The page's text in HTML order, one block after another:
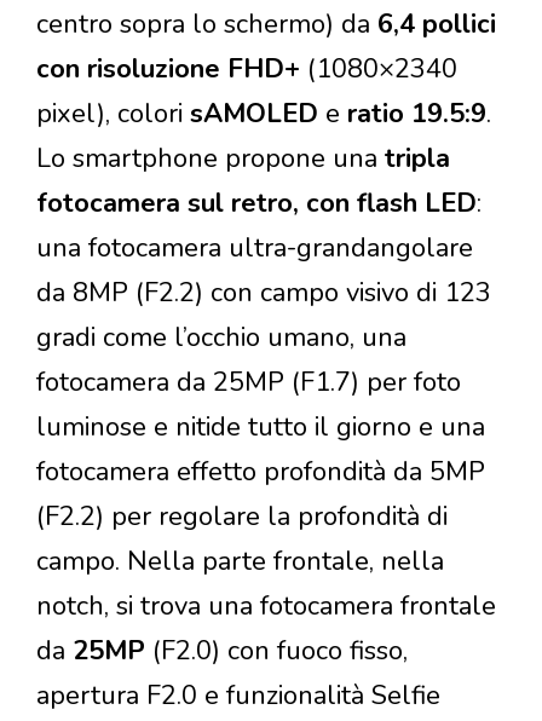
centro sopra lo schermo) da 6,4 pollici
con risoluzione FHD+ (1080×2340
pixel), colori sAMOLED e ratio 19.5:9.
Lo smartphone propone una tripla
fotocamera sul retro, con flash LED:
una fotocamera ultra-grandangolare
da 8MP (F2.2) con campo visivo di 123
gradi come l’occhio umano, una
fotocamera da 25MP (F1.7) per foto
luminose e nitide tutto il giorno e una
fotocamera effetto profondità da 5MP
(F2.2) per regolare la profondità di
campo. Nella parte frontale, nella
notch, si trova una fotocamera frontale
da 25MP (F2.0) con fuoco fisso,
apertura F2.0 e funzionalità Selfie